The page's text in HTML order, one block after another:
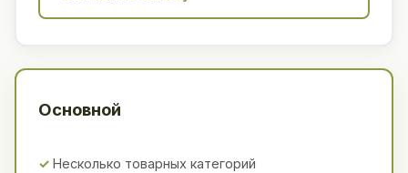
Основной
Несколько товарных категорий